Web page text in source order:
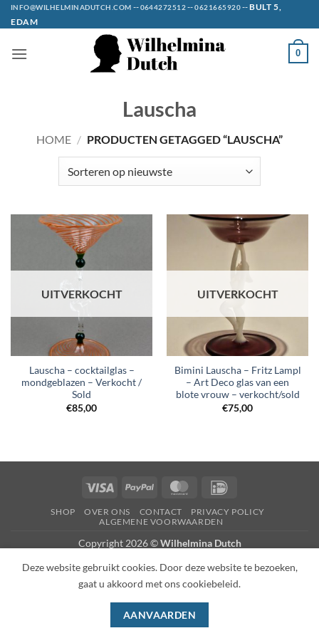
Ga
naar
INFO@WILHELMINADUTCH.COM --0644272512--0621665920--BULT 5,
EDAM
0
Lauscha
HOME / PRODUCTEN GETAGGED “LAUSCHA”
UITVERKOCHT
Lauscha – cocktailglas –
mondgeblazen – Verkocht /
Sold
€85,00
UITVERKOCHT
Bimini Lauscha – Fritz Lampl
– Art Deco glas van een
blote vrouw – verkocht/sold
€75,00
Visa PayPal MasterCard
SHOP OVER ONS CONTACT
PRIVACY POLICY
ALGEMENE VOORWAARDEN
Copyright 2026 ©Wilhelmina Dutch
Deze website gebruikt cookies. Door deze website te bezoeken,
gaat u akkoord met ons cookiebeleid.
AANVAARDEN